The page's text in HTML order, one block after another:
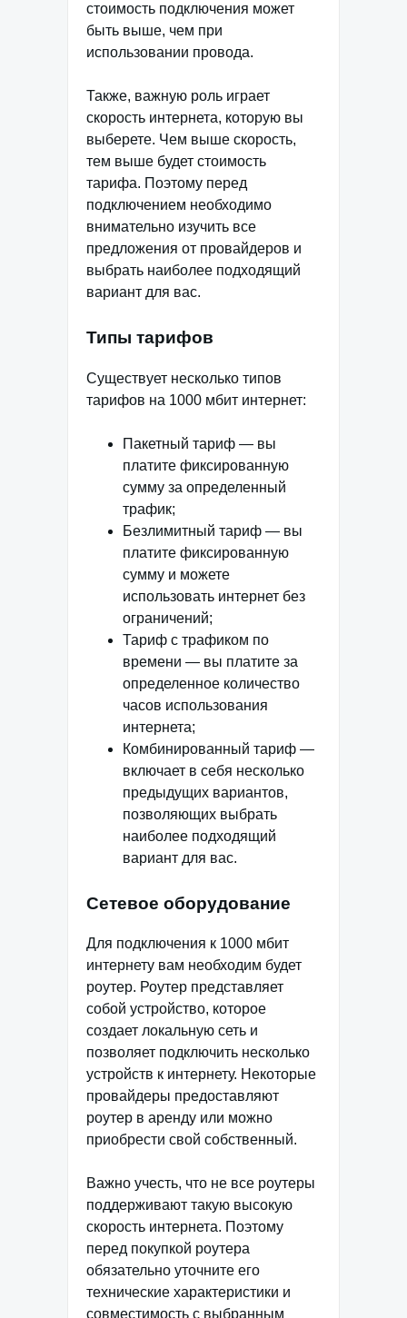
стоимость подключения может
быть выше, чем при
использовании провода.
Также, важную роль играет
скорость интернета, которую вы
выберете. Чем выше скорость,
тем выше будет стоимость
тарифа. Поэтому перед
подключением необходимо
внимательно изучить все
предложения от провайдеров и
выбрать наиболее подходящий
вариант для вас.
Типы тарифов
Существует несколько типов
тарифов на 1000 мбит интернет:
Пакетный тариф — вы
платите фиксированную
сумму за определенный
трафик;
Безлимитный тариф — вы
платите фиксированную
сумму и можете
использовать интернет без
ограничений;
Тариф с трафиком по
времени — вы платите за
определенное количество
часов использования
интернета;
Комбинированный тариф —
включает в себя несколько
предыдущих вариантов,
позволяющих выбрать
наиболее подходящий
вариант для вас.
Сетевое оборудование
Для подключения к 1000 мбит
интернету вам необходим будет
роутер. Роутер представляет
собой устройство, которое
создает локальную сеть и
позволяет подключить несколько
устройств к интернету. Некоторые
провайдеры предоставляют
роутер в аренду или можно
приобрести свой собственный.
Важно учесть, что не все роутеры
поддерживают такую высокую
скорость интернета. Поэтому
перед покупкой роутера
обязательно уточните его
технические характеристики и
совместимость с выбранным